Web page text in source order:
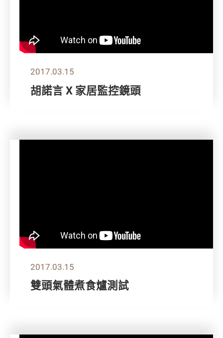
2017.03.15
胡諾言 X 家居監控鏡頭
2017.03.15
雙頭氣體煮食爐測試